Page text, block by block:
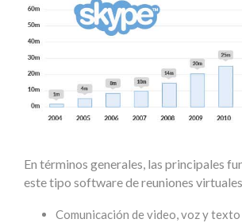
En términos generales, las principales
este tipo software de reuniones
Comunicación de video, voz y